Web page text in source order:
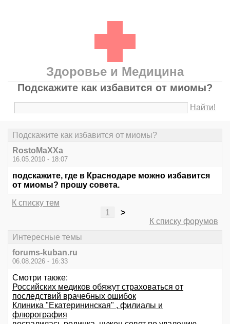
Здоровье и Медицина
Подскажите как избавится от миомы?
Найти!
Подскажите как избавится от миомы?
RostoMaXXa
16.05.2010 - 18:07
подскажите, где в Краснодаре можно избавится
от миомы? прошу совета.
К списку тем
1
>
К списку форумов
Интересные темы
forums-kuban.ru
06.08.2026 - 16:33
Смотри также:
Российских медиков обяжут страховаться от
последствий врачебных ошибок
Клиника "Екатерининская" , филиалы и
флюрография